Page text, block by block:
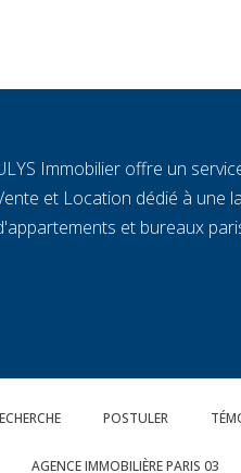
Immobilier offre un
et Location dédié à une
et bureaux
POSTULER
AGENCE IMMOBILIÈRE PARIS 03